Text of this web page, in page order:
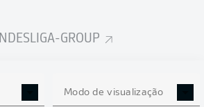
GROUP
Modo de visualização
0